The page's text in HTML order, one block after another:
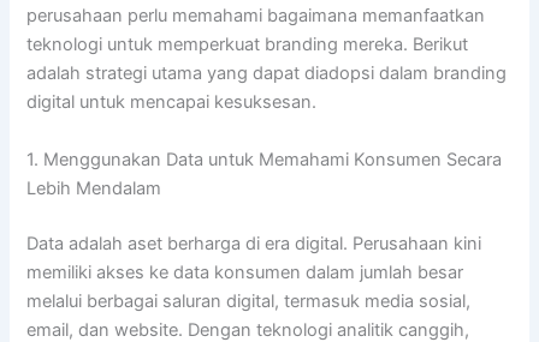
perusahaan perlu memahami bagaimana memanfaatkan
teknologi untuk memperkuat branding mereka. Berikut
adalah strategi utama yang dapat diadopsi dalam branding
digital untuk mencapai kesuksesan.
1. Menggunakan Data untuk Memahami Konsumen Secara
Lebih Mendalam
Data adalah aset berharga di era digital. Perusahaan kini
memiliki akses ke data konsumen dalam jumlah besar
melalui berbagai saluran digital, termasuk media sosial,
email, dan website. Dengan teknologi analitik canggih,